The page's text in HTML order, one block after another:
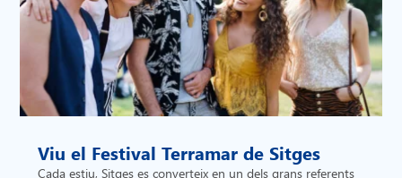
Viu el Festival Terramar de Sitges
Cada estiu, Sitges es converteix en un dels grans referents